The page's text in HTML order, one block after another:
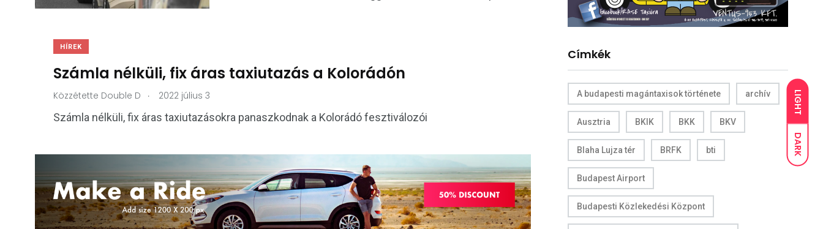
LIGHT
DARK
HÍREK
Számla nélküli, fix áras taxiutazás a Kolorádón
Közzétette Double D . 2022 július 3
Számla nélküli, fix áras taxiutazásokra panaszkodnak a Kolorádó fesztiválozói
Címkék
A budapesti magántaxisok története archív
Ausztria BKIK BKK BKV
Blaha Lujza tér BRFK bti
Budapest Airport
Budapesti Közlekedési Központ